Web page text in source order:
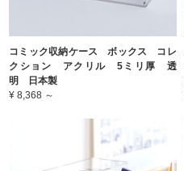
コミック収納ケース ボックス コレ
クション アクリル 5ミリ厚 透
明 日本製
¥ 8,368 ～